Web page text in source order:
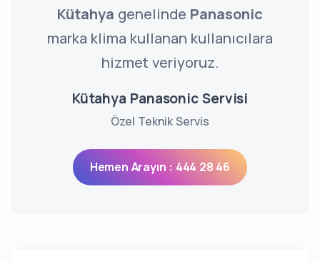
Kütahya genelinde Panasonic
marka klima kullanan kullanıcılara
hizmet veriyoruz.
Kütahya Panasonic Servisi
Özel Teknik Servis
Hemen Arayın : 444 28 46